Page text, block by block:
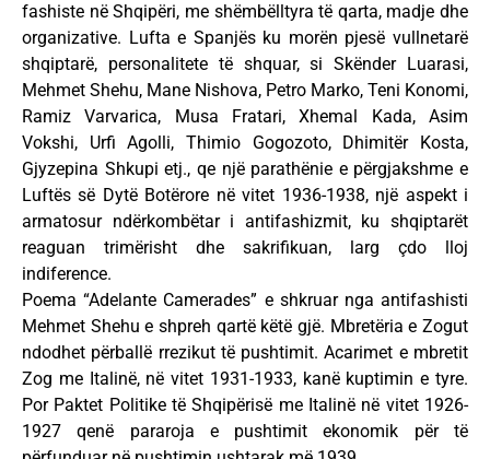
fashiste në Shqipëri, me shëmbëlltyra të qarta, madje dhe
organizative. Lufta e Spanjës ku morën pjesë vullnetarë
shqiptarë, personalitete të shquar, si Skënder Luarasi,
Mehmet Shehu, Mane Nishova, Petro Marko, Teni Konomi,
Ramiz Varvarica, Musa Fratari, Xhemal Kada, Asim
Vokshi, Urfi Agolli, Thimio Gogozoto, Dhimitër Kosta,
Gjyzepina Shkupi etj., qe një parathënie e përgjakshme e
Luftës së Dytë Botërore në vitet 1936-1938, një aspekt i
armatosur ndërkombëtar i antifashizmit, ku shqiptarët
reaguan trimërisht dhe sakrifikuan, larg çdo lloj
indiference.
Poema “Adelante Camerades” e shkruar nga antifashisti
Mehmet Shehu e shpreh qartë këtë gjë. Mbretëria e Zogut
ndodhet përballë rrezikut të pushtimit. Acarimet e mbretit
Zog me Italinë, në vitet 1931-1933, kanë kuptimin e tyre.
Por Paktet Politike të Shqipërisë me Italinë në vitet 1926-
1927 qenë pararoja e pushtimit ekonomik për të